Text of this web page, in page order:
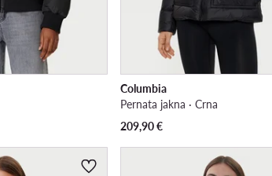
Columbia
Pernata jakna · Crna
209,90€